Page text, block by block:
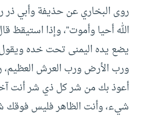
روى البخاري عن حذيفة وأبي ذر
الله أحيا وأموت”، وإذا استيقظ
يضع يده اليمنى تحت خده ويقول:
ورب الأرض ورب العرش العظيم،
أعوذ بك من شر كل ذي شر أنت
شيء، وأنت الظاهر فليس فوقك